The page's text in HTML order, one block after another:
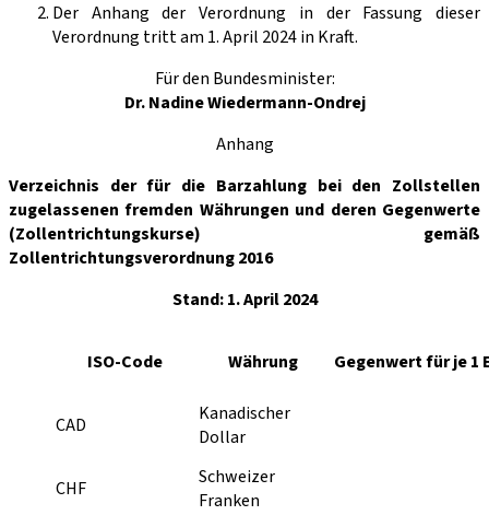
Der Anhang der Verordnung in der Fassung dieser
Verordnung tritt am 1. April 2024 in Kraft.
Für den Bundesminister:
Dr. Nadine Wiedermann-Ondrej
Anhang
Verzeichnis der für die Barzahlung bei den Zollstellen
zugelassenen fremden Währungen und deren Gegenwerte
(Zollentrichtungskurse) gemäß
Zollentrichtungsverordnung 2016
Stand: 1. April 2024
ISO-Code Währung Gegenwert für je 1
CAD
Kanadischer
Dollar
CHF
Schweizer
Franken